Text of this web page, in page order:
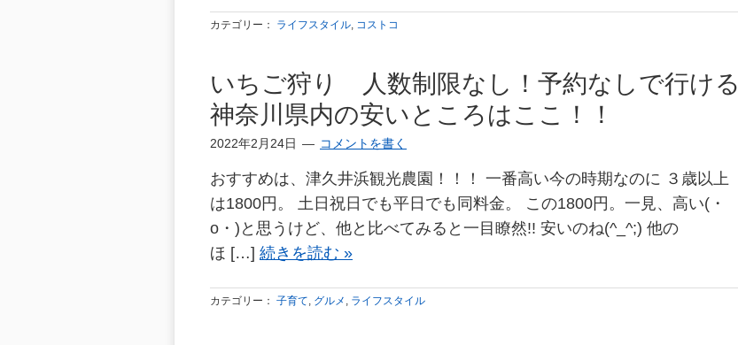
カテゴリー： ライフスタイル, コストコ
いちご狩り 人数制限なし！予約なしで行ける
神奈川県内の安いところはここ！！
2022年2月24日 コメントを書く
おすすめは、津久井浜観光農園！！！ 一番高い今の時期なのに ３歳以上
は1800円。 土日祝日でも平日でも同料金。 この1800円。一見、高い(・
o・)と思うけど、他と比べてみると一目瞭然!! 安いのね(^_^;) 他の
ほ […] 続きを読む »
カテゴリー： 子育て, グルメ , ライフスタイル